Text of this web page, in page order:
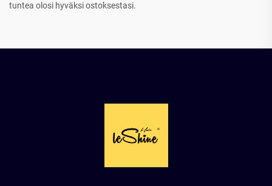
tuntea olosi hyväksi ostoksestasi.